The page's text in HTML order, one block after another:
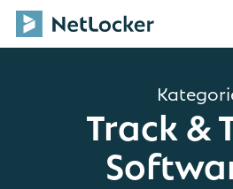
Skip
main
Track &